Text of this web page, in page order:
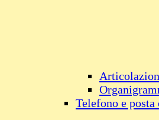
Telefono e